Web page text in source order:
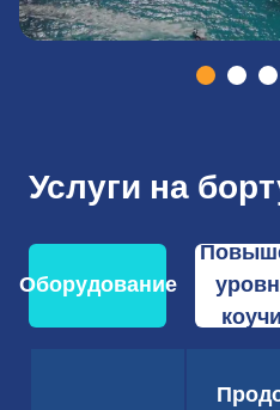
Услуги на
Оборудование